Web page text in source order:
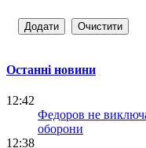
Останні новини
12:42
Федоров не
оборони
12:38